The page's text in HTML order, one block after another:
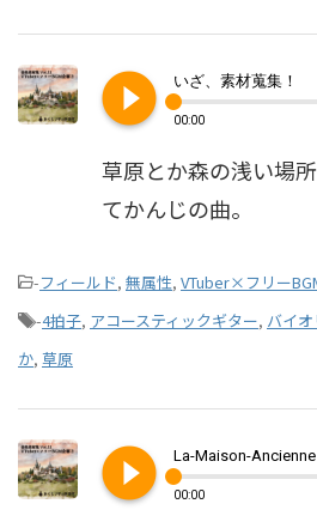
play_circle_filled いざ、素材蒐集！
00:00
草原とか森の浅い場
てかんじの曲。
-フィールド, 無属性, VTuber×フリー
-4拍子, アコースティックギター, バイ
か, 草原
play_circle_filled La-Maison-Ancienne
00:00